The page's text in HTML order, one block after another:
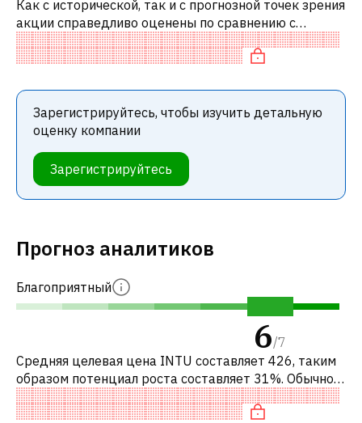
Как с исторической, так и с прогнозной точек зрения
акции справедливо оценены по сравнению с
аналогичными акциями. В частности, акция
компании разумно оценена по P/E, спр
Зарегистрируйтесь, чтобы изучить детальную
оценку компании
Зарегистрируйтесь
Прогноз аналитиков
Благоприятный
6/7
Средняя целевая цена INTU составляет 426, таким
образом потенциал роста составляет 31%. Обычно
это означает рекомендацию «ПОКУПАТЬ» среди
инвестиционных компаний или реко